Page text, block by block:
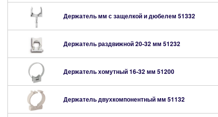
Держатель мм с защелкой и дюбелем 51332
Держатель раздвижной 20-32 мм 51232
Держатель хомутный 16-32 мм 51200
Держатель двухкомпонентный мм 51132